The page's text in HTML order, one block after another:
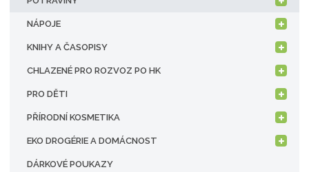
NÁPOJE
KNIHY A ČASOPISY
CHLAZENÉ PRO ROZVOZ PO HK
PRO DĚTI
PŘÍRODNÍ KOSMETIKA
EKO DROGÉRIE A DOMÁCNOST
DÁRKOVÉ POUKAZY